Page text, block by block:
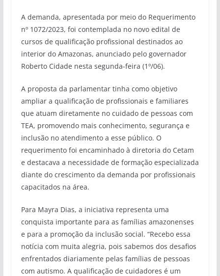
A demanda, apresentada por meio do Requerimento
nº 1072/2023, foi contemplada no novo edital de
cursos de qualificação profissional destinados ao
interior do Amazonas, anunciado pelo governador
Roberto Cidade nesta segunda-feira (1º/06).
A proposta da parlamentar tinha como objetivo
ampliar a qualificação de profissionais e familiares
que atuam diretamente no cuidado de pessoas com
TEA, promovendo mais conhecimento, segurança e
inclusão no atendimento a esse público. O
requerimento foi encaminhado à diretoria do Cetam
e destacava a necessidade de formação especializada
diante do crescimento da demanda por profissionais
capacitados na área.
Para Mayra Dias, a iniciativa representa uma
conquista importante para as famílias amazonenses
e para a promoção da inclusão social. “Recebo essa
notícia com muita alegria, pois sabemos dos desafios
enfrentados diariamente pelas famílias de pessoas
com autismo. A qualificação de cuidadores é um